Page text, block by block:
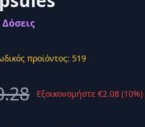
προϊόντος: 519
Εξοικονομήστε €2.08 (10%)